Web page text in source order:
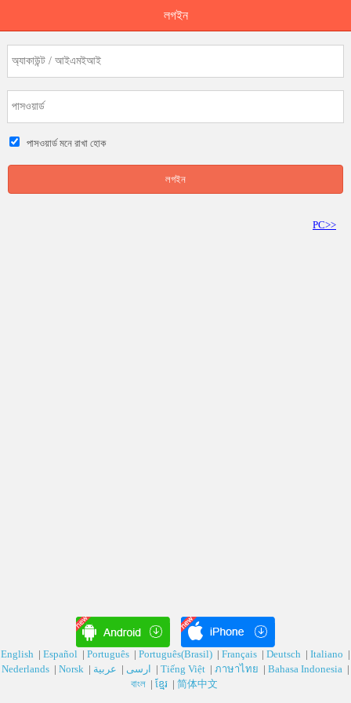
লগইন
পাসওয়ার্ড মনে রাখা হোক
লগইন
PC>>
English | Español | Português | Português(Brasil) | Français | Deutsch‎ | Italiano |
Nederlands | Norsk | | | Tiếng Việt | ภาษาไทย | Bahasa Indonesia |
বাংল | ខ្មែរ | 简体中文